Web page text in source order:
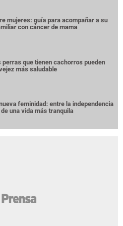
mujeres: guía para acompañar a su
con cáncer de mama
perras que tienen cachorros pueden
más saludable
feminidad: entre la independencia
una vida más tranquila